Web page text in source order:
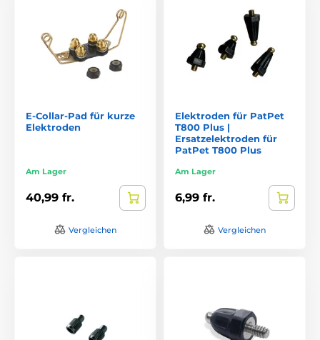
E-Collar-Pad für kurze
Elektroden
Am Lager
40,99 fr.
Vergleichen
Elektroden für PatPet
T800 Plus |
Ersatzelektroden für
PatPet T800 Plus
Am Lager
6,99 fr.
Vergleichen